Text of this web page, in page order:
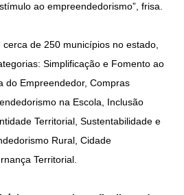
ao empreendedorismo”, frisa.
de 250 municípios no estado,
Simplificação e Fomento ao
do Empreendedor, Compras
na Escola, Inclusão
Territorial, Sustentabilidade e
Rural, Cidade
Territorial.